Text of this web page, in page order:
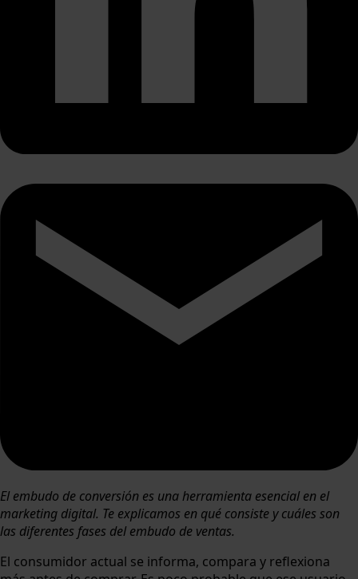
El embudo de conversión es una herramienta esencial en el
marketing digital. Te explicamos en qué consiste y cuáles son
las diferentes fases del embudo de ventas.
El consumidor actual se informa, compara y reflexiona